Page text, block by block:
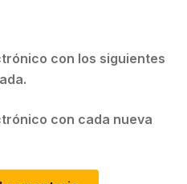
con los siguientes
con cada nueva